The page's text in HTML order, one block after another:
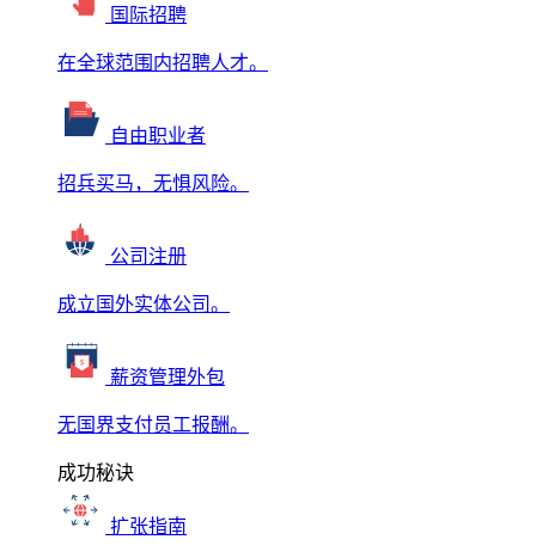
国际招聘
在全球范围内招聘人才。
自由职业者
招兵买马，无惧风险。
公司注册
成立国外实体公司。
薪资管理外包
无国界支付员工报酬。
成功秘诀
扩张指南